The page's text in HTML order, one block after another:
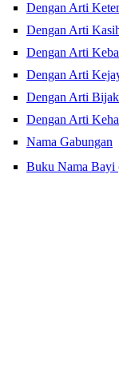
Dengan Arti
Dengan Arti
Dengan Arti
Dengan Arti
Dengan Arti
Dengan Arti
Nama Gabungan
Buku Nama